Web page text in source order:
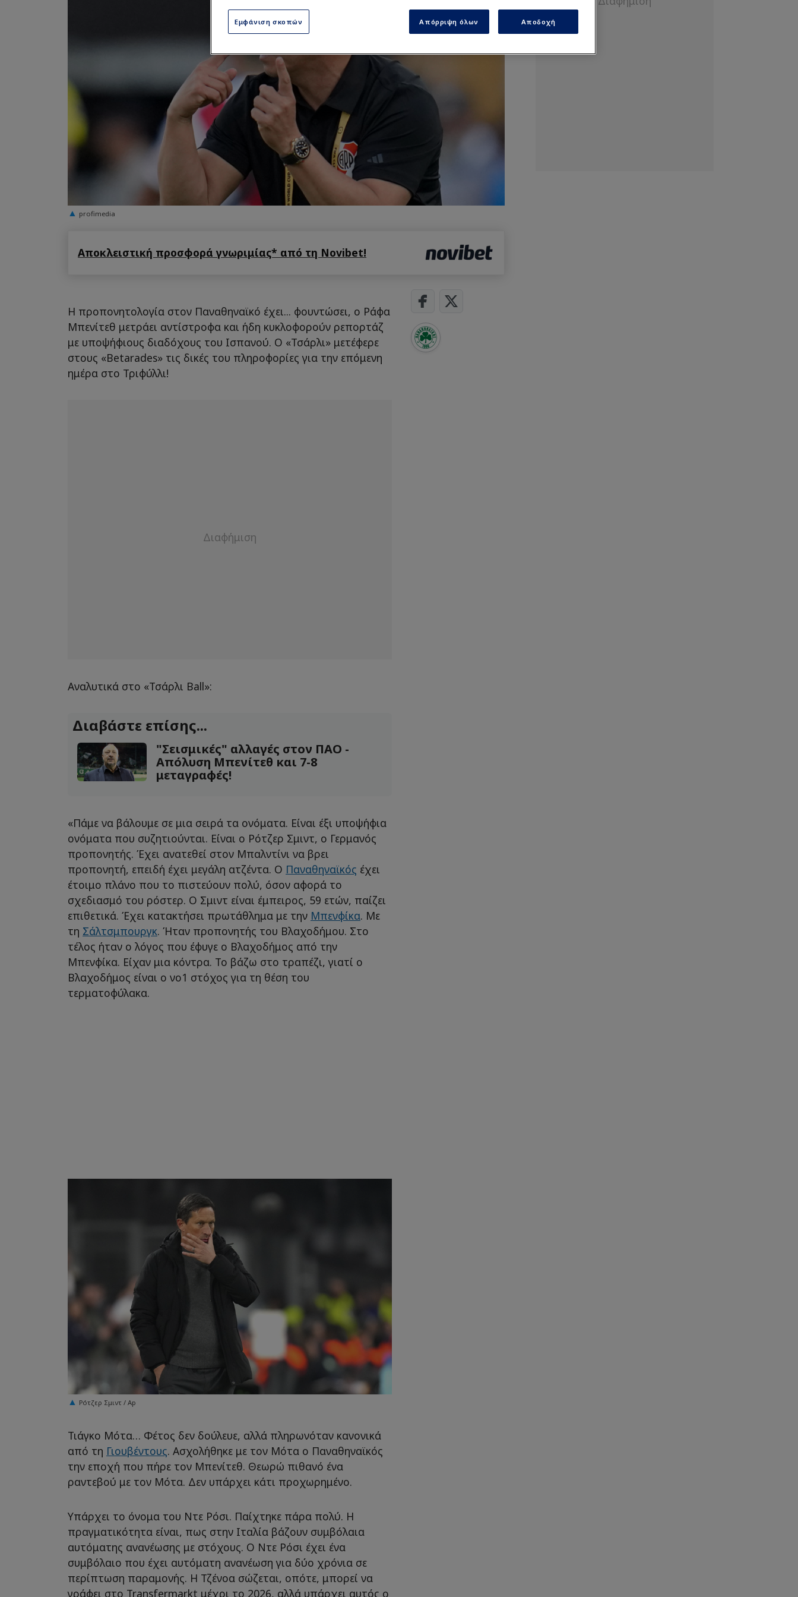
profimedia
Αποκλειστική προσφορά γνωριμίας* από τη Novibet!
Η προπονητολογία στον Παναθηναϊκό έχει... φουντώσει, ο Ράφα
Μπενίτεθ μετράει αντίστροφα και ήδη κυκλοφορούν ρεπορτάζ
με υποψήφιους διαδόχους του Ισπανού. Ο «Τσάρλι» μετέφερε
στους «Betarades» τις δικές του πληροφορίες για την επόμενη
ημέρα στο Τριφύλλι!
Αναλυτικά στο «Τσάρλι Ball»:
Διαβάστε επίσης...
"Σεισμικές" αλλαγές στον ΠΑΟ -
Απόλυση Μπενίτεθ και 7-8
μεταγραφές!
«Πάμε να βάλουμε σε μια σειρά τα ονόματα. Είναι έξι υποψήφια
ονόματα που συζητιούνται. Είναι ο Ρότζερ Σμιντ, ο Γερμανός
προπονητής. Έχει ανατεθεί στον Μπαλντίνι να βρει
προπονητή, επειδή έχει μεγάλη ατζέντα. Ο Παναθηναϊκός έχει
έτοιμο πλάνο που το πιστεύουν πολύ, όσον αφορά το
σχεδιασμό του ρόστερ. Ο Σμιντ είναι έμπειρος, 59 ετών, παίζει
επιθετικά. Έχει κατακτήσει πρωτάθλημα με την Μπενφίκα. Με
τη Σάλτσμπουργκ. Ήταν προπονητής του Βλαχοδήμου. Στο
τέλος ήταν ο λόγος που έφυγε ο Βλαχοδήμος από την
Μπενφίκα. Είχαν μια κόντρα. Το βάζω στο τραπέζι, γιατί ο
Βλαχοδήμος είναι ο νο1 στόχος για τη θέση του
τερματοφύλακα.
Ρότζερ Σμιντ / Ap
Τιάγκο Μότα… Φέτος δεν δούλευε, αλλά πληρωνόταν κανονικά
από τη Γιουβέντους. Ασχολήθηκε με τον Μότα ο Παναθηναϊκός
την εποχή που πήρε τον Μπενίτεθ. Θεωρώ πιθανό ένα
ραντεβού με τον Μότα. Δεν υπάρχει κάτι προχωρημένο.
Υπάρχει το όνομα του Ντε Ρόσι. Παίχτηκε πάρα πολύ. Η
πραγματικότητα είναι, πως στην Ιταλία βάζουν συμβόλαια
αυτόματης ανανέωσης με στόχους. Ο Ντε Ρόσι έχει ένα
συμβόλαιο που έχει αυτόματη ανανέωση για δύο χρόνια σε
περίπτωση παραμονής. Η Τζένοα σώζεται, οπότε, μπορεί να
γράφει στο Transfermarkt μέχρι το 2026, αλλά υπάρχει αυτός ο
Εμφάνιση σκοπών Απόρριψη όλων Αποδοχή